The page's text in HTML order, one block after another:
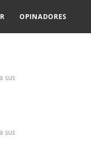
OPINADORES
sus
sus